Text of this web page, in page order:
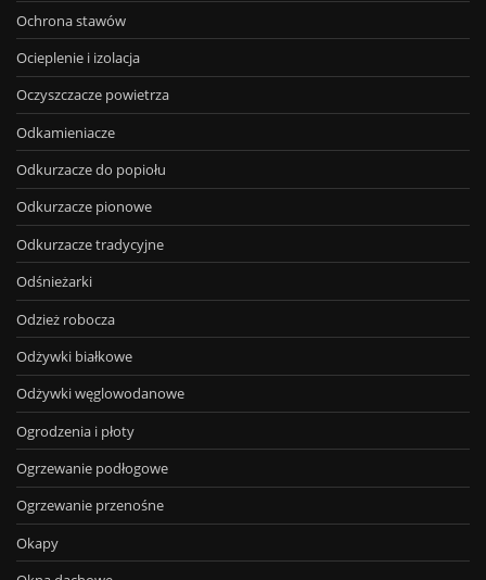
Ochrona stawów
Ocieplenie i izolacja
Oczyszczacze powietrza
Odkamieniacze
Odkurzacze do popiołu
Odkurzacze pionowe
Odkurzacze tradycyjne
Odśnieżarki
Odzież robocza
Odżywki białkowe
Odżywki węglowodanowe
Ogrodzenia i płoty
Ogrzewanie podłogowe
Ogrzewanie przenośne
Okapy